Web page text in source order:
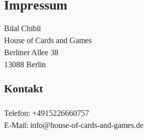
Impressum
Bilal Chibli
House of Cards and Games
Berliner Allee 38
13088 Berlin
Kontakt
Telefon: +4915226660757
E-Mail: info@house-of-cards-and-games.de